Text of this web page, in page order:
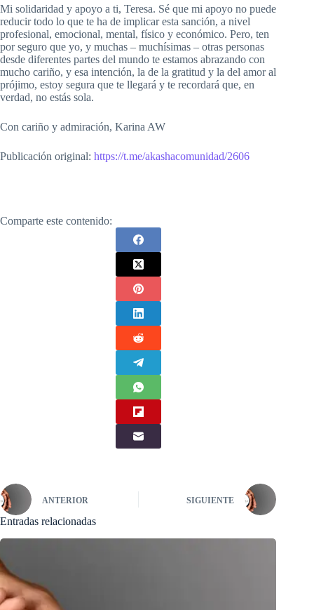
Mi solidaridad y apoyo a ti, Teresa. Sé que mi apoyo no puede
reducir todo lo que te ha de implicar esta sanción, a nivel
profesional, emocional, mental, físico y económico. Pero, ten
por seguro que yo, y muchas – muchísimas – otras personas
desde diferentes partes del mundo te estamos abrazando con
mucho cariño, y esa intención, la de la gratitud y la del amor al
prójimo, estoy segura que te llegará y te recordará que, en
verdad, no estás sola.
Con cariño y admiración, Karina AW
Publicación original: https://t.me/akashacomunidad/2606
Comparte este contenido:
ANTERIOR SIGUIENTE
Entradas relacionadas